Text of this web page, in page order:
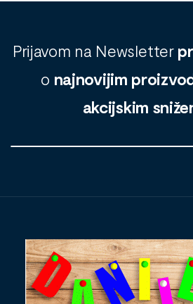
Prijavom na Newsletter
o najnovijim
akcijskim